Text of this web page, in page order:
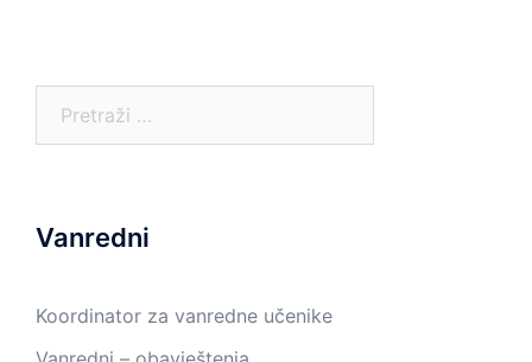
Vanredni
Koordinator za vanredne učenike